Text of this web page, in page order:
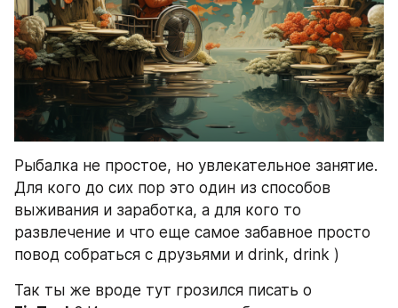
Рыбалка не простое, но увлекательное занятие.
Для кого до сих пор это один из способов
выживания и заработка, а для кого то
развлечение и что еще самое забавное просто
повод собраться с друзьями и drink, drink )